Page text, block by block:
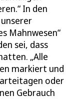
In den
Mahnwesen“
sei, dass
„Alle
markiert und
oder
Gebrauch